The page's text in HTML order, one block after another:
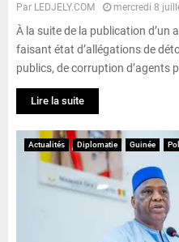
Par LEDJELY.COM mercredi 8
À la suite de la publication d’un
faisant état d’allégations de
publics, de corruption d’agents
Lire la suite
Actualités Diplomatie Guinée